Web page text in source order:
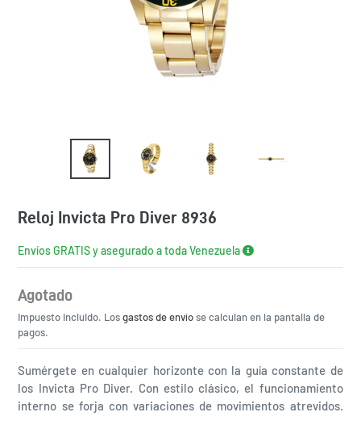
Reloj Invicta Pro Diver 8936
Envíos GRATIS y asegurado a toda Venezuela
Precio
habitual
Agotado
Impuesto incluido. Losgastos de envíose calculan en la pantalla de
pagos.
Sumérgete en cualquier horizonte con la guía constante de
los Invicta Pro Diver. Con estilo clásico, el funcionamiento
interno se forja con variaciones de movimientos atrevidos.